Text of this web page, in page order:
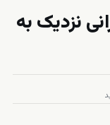
نزدیک به